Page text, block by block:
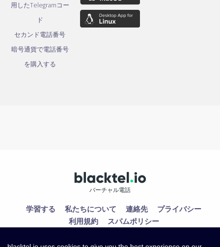
用したTelegramコー
ド
セカンド電話番号
暗号通貨で電話番号
を購入する
バーチャル電話
学習する 私たちについて 連絡先
プライバシー
利用規約
スパムポリシー